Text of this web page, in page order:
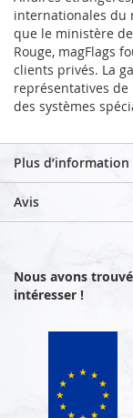
internationales du
que le ministère
Rouge, magFlags
clients privés. La
représentatives
des systèmes
Plus d’information
Avis
Nous avons
intéresser !